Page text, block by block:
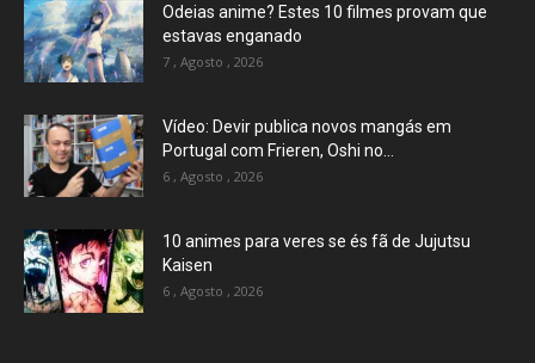
Odeias anime? Estes 10 filmes provam que
estavas enganado
7 , Agosto , 2026
Vídeo: Devir publica novos mangás em
Portugal com Frieren, Oshi no...
6 , Agosto , 2026
10 animes para veres se és fã de Jujutsu
Kaisen
6 , Agosto , 2026